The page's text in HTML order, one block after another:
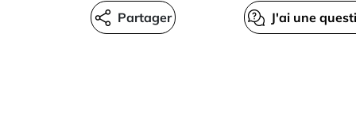
J'ai une
Partager